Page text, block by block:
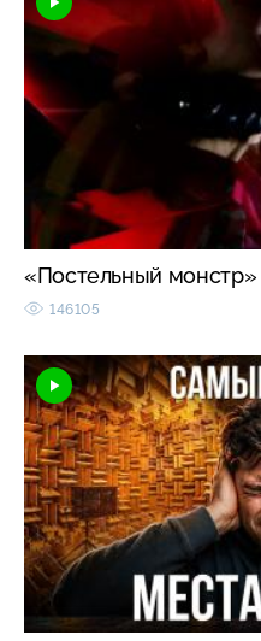
«Постельный монстр»
146105